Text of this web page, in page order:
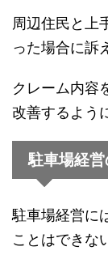
周辺住民と上
った場合に訴
クレーム内容
改善するよう
駐車場経
駐車場経営に
ことはできな